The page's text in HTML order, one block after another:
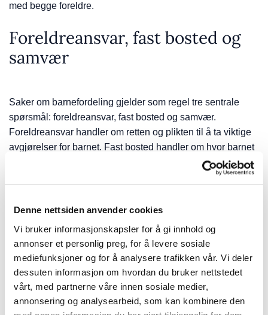
Denne nettsiden anvender cookies
Vi bruker informasjonskapsler for å gi innhold og
annonser et personlig preg, for å levere sosiale
mediefunksjoner og for å analysere trafikken vår. Vi deler
dessuten informasjon om hvordan du bruker nettstedet
vårt, med partnerne våre innen sosiale medier,
annonsering og analysearbeid, som kan kombinere den
med begge foreldre.
Foreldreansvar, fast bosted og
samvær
Saker om barnefordeling gjelder som regel tre sentrale
spørsmål: foreldreansvar, fast bosted og samvær.
Foreldreansvar handler om retten og plikten til å ta viktige
avgjørelser for barnet. Fast bosted handler om hvor barnet
bor til daglig. Barnet kan ha delt bosted hos begge foreldre,
eller bo fast hos én av foreldrene Samvær gjelder barnets
Foreldre kan selv avtale en ordning, gjerne etter mekling
kan saken bringes inn for tingretten. Retten vil da vurdere
hvilken løsning som samlet sett er best for barnet.
Tydelige avtaler forebygger
konflikt